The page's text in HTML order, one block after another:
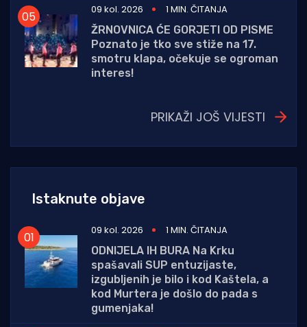
09 kol. 2026
1 MIN. ČITANJA
ŽRNOVNICA ĆE GORJETI OD PISME
Poznato je tko sve stiže na 17.
smotru klapa, očekuje se ogroman
interes!
PRIKAŽI JOŠ VIJESTI
Istaknute objave
09 kol. 2026
1 MIN. ČITANJA
ODNIJELA IH BURA Na Krku
spašavali SUP entuzijaste,
izgubljenih je bilo i kod Kaštela, a
kod Murtera je došlo do pada s
gumenjaka!